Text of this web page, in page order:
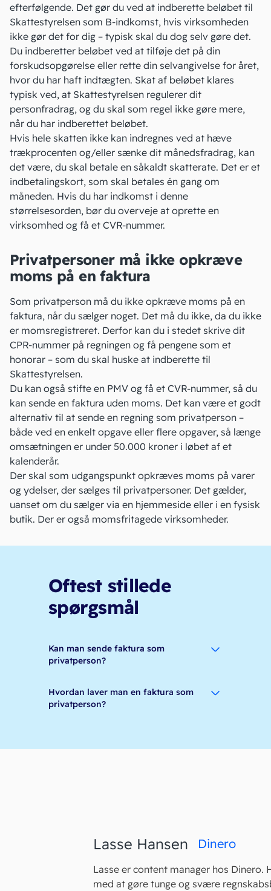
efterfølgende. Det gør du ved at indberette beløbet til
Skattestyrelsen som B-indkomst, hvis virksomheden
ikke gør det for dig – typisk skal du dog selv gøre det.
Du indberetter beløbet ved at tilføje det på din
forskudsopgørelse eller rette din selvangivelse for året,
hvor du har haft indtægten. Skat af beløbet klares
typisk ved, at Skattestyrelsen regulerer dit
personfradrag, og du skal som regel ikke gøre mere,
når du har indberettet beløbet.
Hvis hele skatten ikke kan indregnes ved at hæve
trækprocenten og/eller sænke dit månedsfradrag, kan
det være, du skal betale en såkaldt skatterate. Det er et
indbetalingskort, som skal betales én gang om
måneden. Hvis du har indkomst i denne
størrelsesorden, bør du overveje at oprette en
virksomhed og få et CVR-nummer.
Privatpersoner må ikke opkræve
moms på en faktura
Som privatperson må du ikke opkræve moms på en
faktura, når du sælger noget. Det må du ikke, da du ikke
er momsregistreret. Derfor kan du i stedet skrive dit
CPR-nummer på regningen og få pengene som et
honorar – som du skal huske at indberette til
Skattestyrelsen.
Du kan også stifte en PMV og få et CVR-nummer, så du
kan sende en faktura uden moms. Det kan være et godt
alternativ til at sende en regning som privatperson –
både ved en enkelt opgave eller flere opgaver, så længe
omsætningen er under 50.000 kroner i løbet af et
kalenderår.
Der skal som udgangspunkt opkræves moms på varer
og ydelser, der sælges til privatpersoner. Det gælder,
uanset om du sælger via en hjemmeside eller i en fysisk
butik. Der er også momsfritagede virksomheder.
Oftest stillede
spørgsmål
Kan man sende faktura som
privatperson?
Hvordan laver man en faktura som
privatperson?
Lasse Hansen Dinero
Lasse er content manager hos Dinero.
med at gøre tunge og svære